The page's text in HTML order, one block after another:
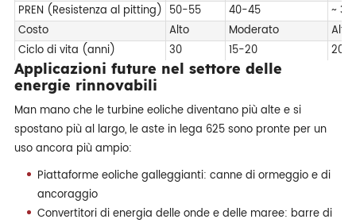
PREN (Resistenza al pitting) 50-55 40-45
~ 35
Costo
Alto Moderato
Alto
Ciclo di vita (anni)
30 15-20 20-
Applicazioni future nel settore delle
energie rinnovabili
Man mano che le turbine eoliche diventano più alte e si
spostano più al largo, le aste in lega 625 sono pronte per un
uso ancora più ampio:
Piattaforme eoliche galleggianti: canne di ormeggio e di
ancoraggio
Convertitori di energia delle onde e delle maree: barre di